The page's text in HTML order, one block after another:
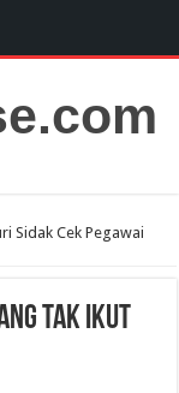
Sidak Cek Pegawai
Tak Ikut